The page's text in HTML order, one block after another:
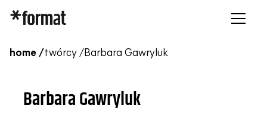
home /twórcy / Barbara Gawryluk
Barbara Gawryluk